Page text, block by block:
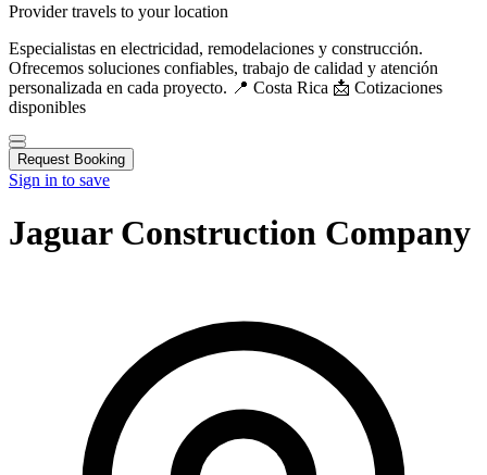
Provider travels to your location
Especialistas en electricidad, remodelaciones y construcción.
Ofrecemos soluciones confiables, trabajo de calidad y atención
personalizada en cada proyecto. 📍 Costa Rica 📩 Cotizaciones
disponibles
Request Booking
Sign in to save
Jaguar Construction Company